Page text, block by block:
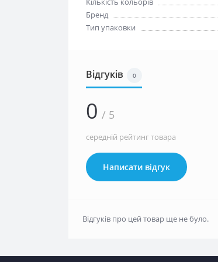
Бренд
Тип упаковки
Відгуків 0
0 / 5
середній рейтинг товара
Написати відгук
Відгуків про цей товар ще не було.